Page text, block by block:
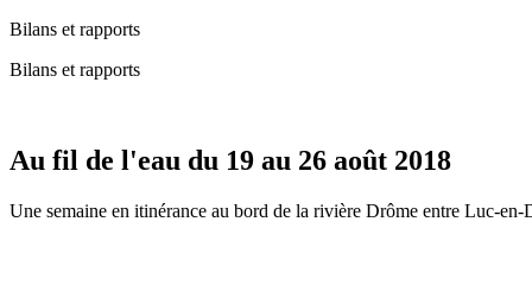
Bilans et rapports
Bilans et rapports
Au fil de l'eau du 19 au 26 août 2018
Une semaine en itinérance au bord de la rivière Drôme entre Luc-